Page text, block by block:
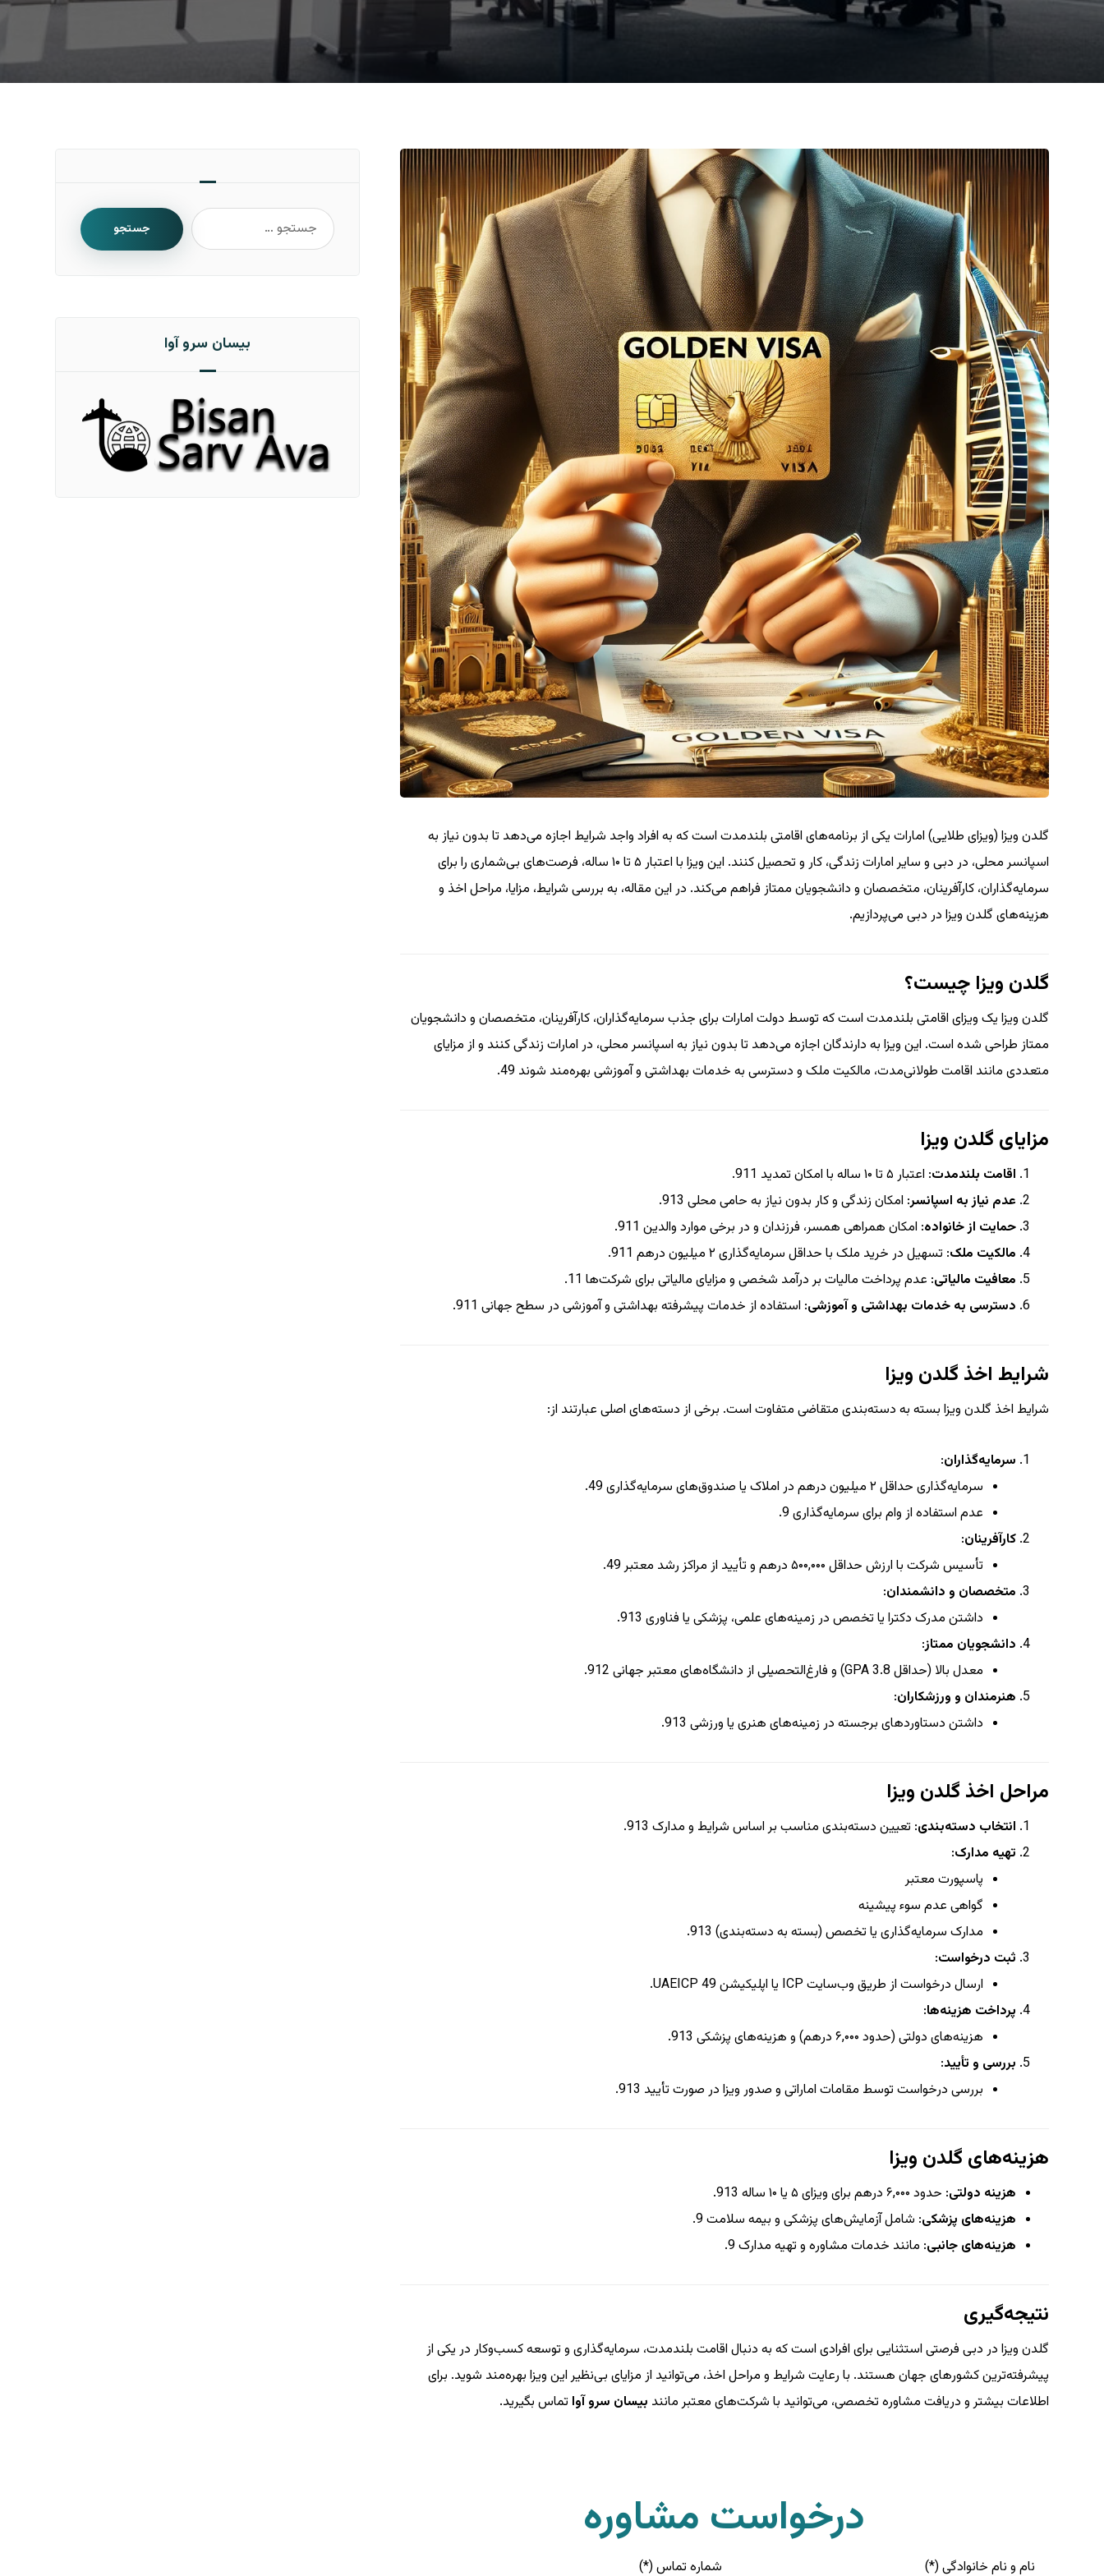
گلدن ویزا (ویزای طلایی) امارات یکی از برنامه‌های اقامتی بلندمدت است که به افراد واجد شرایط اجازه می‌دهد تا بدون نیاز به
اسپانسر محلی، در دبی و سایر امارات زندگی، کار و تحصیل کنند. این ویزا با اعتبار ۵ تا ۱۰ ساله، فرصت‌های بی‌شماری را برای
سرمایه‌گذاران، کارآفرینان، متخصصان و دانشجویان ممتاز فراهم می‌کند. در این مقاله، به بررسی شرایط، مزایا، مراحل اخذ و
هزینه‌های گلدن ویزا در دبی می‌پردازیم.
گلدن ویزا چیست؟
گلدن ویزا یک ویزای اقامتی بلندمدت است که توسط دولت امارات برای جذب سرمایه‌گذاران، کارآفرینان، متخصصان و دانشجویان
ممتاز طراحی شده است. این ویزا به دارندگان اجازه می‌دهد تا بدون نیاز به اسپانسر محلی، در امارات زندگی کنند و از مزایای
متعددی مانند اقامت طولانی‌مدت، مالکیت ملک و دسترسی به خدمات بهداشتی و آموزشی بهره‌مند شوند 49
.
مزایای گلدن ویزا
اقامت بلندمدت: اعتبار ۵ تا ۱۰ ساله با امکان تمدید 911
.
عدم نیاز به اسپانسر: امکان زندگی و کار بدون نیاز به حامی محلی 913
.
حمایت از خانواده: امکان همراهی همسر، فرزندان و در برخی موارد والدین 911
.
مالکیت ملک: تسهیل در خرید ملک با حداقل سرمایه‌گذاری ۲ میلیون درهم 911
.
معافیت مالیاتی: عدم پرداخت مالیات بر درآمد شخصی و مزایای مالیاتی برای شرکت‌ها 11
.
دسترسی به خدمات بهداشتی و آموزشی: استفاده از خدمات پیشرفته بهداشتی و آموزشی در سطح جهانی 911
.
شرایط اخذ گلدن ویزا
شرایط اخذ گلدن ویزا بسته به دسته‌بندی متقاضی متفاوت است. برخی از دسته‌های اصلی عبارتند از:
سرمایه‌گذاران:
سرمایه‌گذاری حداقل ۲ میلیون درهم در املاک یا صندوق‌های سرمایه‌گذاری
49
.
عدم استفاده از وام برای سرمایه‌گذاری9
.
کارآفرینان:
تأسیس شرکت با ارزش حداقل ۵۰۰,۰۰۰ درهم و تأیید از مراکز رشد معتبر
49
.
متخصصان و دانشمندان:
داشتن مدرک دکترا یا تخصص در زمینه‌های علمی، پزشکی یا فناوری
913
.
دانشجویان ممتاز:
معدل بالا (حداقل GPA 3.8) و فارغ‌التحصیلی از دانشگاه‌های معتبر جهانی
912
.
هنرمندان و ورزشکاران:
داشتن دستاوردهای برجسته در زمینه‌های هنری یا ورزشی
913
.
مراحل اخذ گلدن ویزا
انتخاب دسته‌بندی: تعیین دسته‌بندی مناسب بر اساس شرایط و مدارک 913
.
تهیه مدارک:
پاسپورت معتبر
گواهی عدم سوء پیشینه
مدارک سرمایه‌گذاری یا تخصص (بسته به دسته‌بندی)
913
.
ثبت درخواست:
ارسال درخواست از طریق وب‌سایت ICP یا اپلیکیشن UAEICP
49
.
پرداخت هزینه‌ها:
هزینه‌های دولتی (حدود ۶,۰۰۰ درهم) و هزینه‌های پزشکی
913
.
بررسی و تأیید:
بررسی درخواست توسط مقامات اماراتی و صدور ویزا در صورت تأیید
913
.
هزینه‌های گلدن ویزا
هزینه دولتی: حدود ۶,۰۰۰ درهم برای ویزای ۵ یا ۱۰ ساله 913
.
هزینه‌های پزشکی: شامل آزمایش‌های پزشکی و بیمه سلامت9
.
هزینه‌های جانبی: مانند خدمات مشاوره و تهیه مدارک9
.
نتیجه‌گیری
گلدن ویزا در دبی فرصتی استثنایی برای افرادی است که به دنبال اقامت بلندمدت، سرمایه‌گذاری و توسعه کسب‌وکار در یکی از
پیشرفته‌ترین کشورهای جهان هستند. با رعایت شرایط و مراحل اخذ، می‌توانید از مزایای بی‌نظیر این ویزا بهره‌مند شوید. برای
اطلاعات بیشتر و دریافت مشاوره تخصصی، می‌توانید با شرکت‌های معتبر مانند بیسان سرو آوا تماس بگیرید.
درخواست مشاوره
نام و نام خانوادگی (*) شماره تماس (*)
جستجو
بیسان سرو آوا